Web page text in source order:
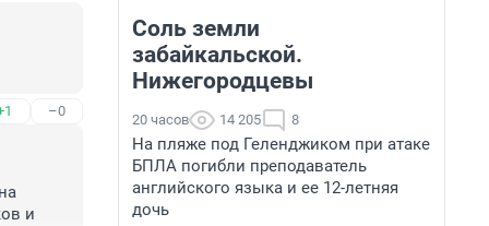
–0
и
Соль земли
забайкальской.
Нижегородцевы
20 часов 14 205 8
На пляже под Геленджиком при атаке
БПЛА погибли преподаватель
английского языка и ее 12-летняя
дочь